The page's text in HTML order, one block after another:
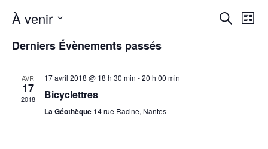
Recherche
de
Liste
À venir
une
Derniers Évènements passés
AVR
17
2018
17 avril 2018 @ 18 h 30 min -20 h 00 min
Bicyclettres
La Géothèque 14 rue Racine, Nantes